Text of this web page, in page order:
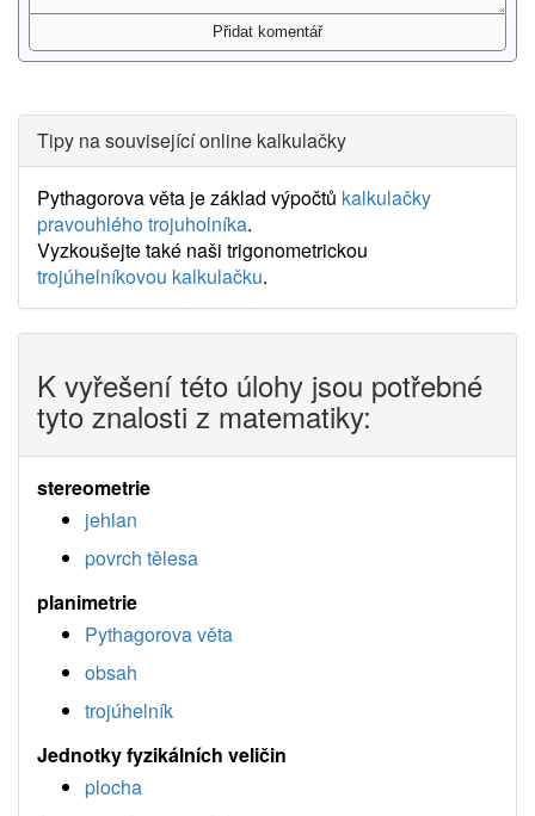
Tipy na související online kalkulačky
Pythagorova věta je základ výpočtů kalkulačky
pravouhlého trojuholníka.
Vyzkoušejte také naši trigonometrickou
trojúhelníkovou kalkulačku.
K vyřešení této úlohy jsou potřebné
tyto znalosti z matematiky:
stereometrie
jehlan
povrch tělesa
planimetrie
Pythagorova věta
obsah
trojúhelník
Jednotky fyzikálních veličin
plocha